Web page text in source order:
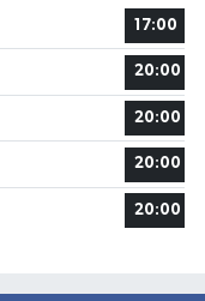
17:00
20:00
20:00
20:00
20:00